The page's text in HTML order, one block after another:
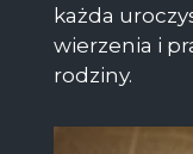
każda
wierzenia i
rodziny.